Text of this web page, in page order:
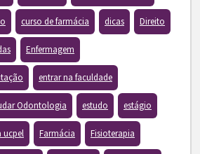
curso de farmácia dicas Direito
Enfermagem
entrar na faculdade
Odontologia estudo estágio
ucpel Farmácia Fisioterapia